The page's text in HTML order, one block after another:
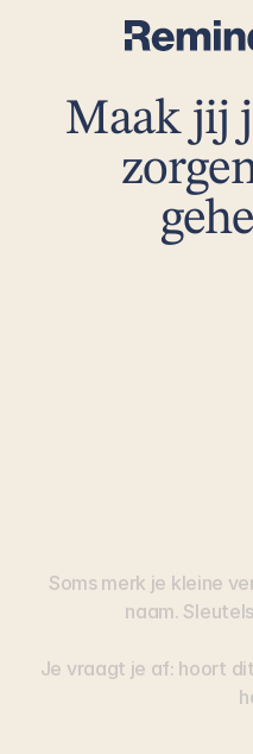
Maak jij
Soms merk je kleine
naam. Sleutels
Je vraagt je af: hoort dit